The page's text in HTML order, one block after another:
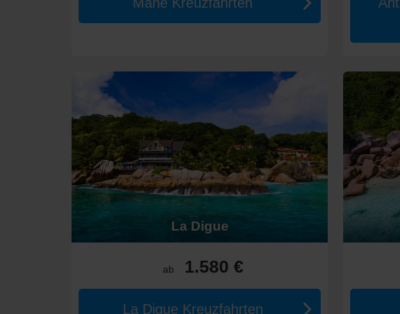
oder lokale Lebensmittel kaufen.
Berühmt für seine maritime Geschichte,
Optimale Reisezeit und Preisgestaltung
Die beste Zeit für Kreuzfahrten im Indischen Ozean ist von Mai bis
Frühling (Mai - Juni):
Die Temperaturen liegen zwischen 20°C und
Sommer (Juli - August):
Temperaturen variieren von 25°C bis
Herbst (September):Er bietet warme Temperaturen von 20°C bis
Die Preisgestaltung für Kreuzfahrten variieren nach Dauer und Komfort:
Eine einwöchige Kreuzfahrt liegt etwa zwischen 1.200 € und 2.500 €
Luxuskreuzfahrten beginnen oft bei 5.000 € und können sich stark je
Alternativen für Kreuzfahrten im
Wenn Sie eine Reise in den Indischen Ozean in Betracht ziehen,
Diese vielfältige Region bietet spannende Kulturen und
Mahé Kreuzfahrten
La Digue
ab 1.580 €
La Digue Kreuzfahrten